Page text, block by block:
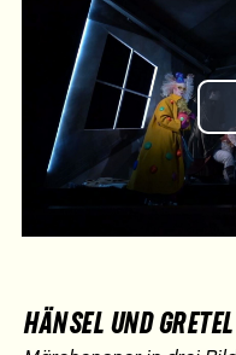
HÄNSEL UND GRETEL